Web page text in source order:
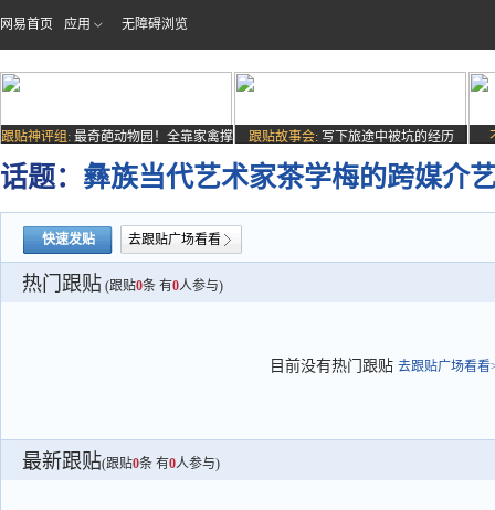
网易首页 应用 无障碍浏览
跟贴神评组: 最奇葩动物园！全靠家禽撑
场子
跟贴故事会: 写下旅途中被坑的经历
话题： 彝族当代艺术家茶学梅的跨媒介
快速发贴 去跟贴广场看看
热门跟贴 (跟贴0条 有0人参与)
目前没有热门跟贴 去跟贴广场看看
最新跟贴(跟贴0条 有0人参与)